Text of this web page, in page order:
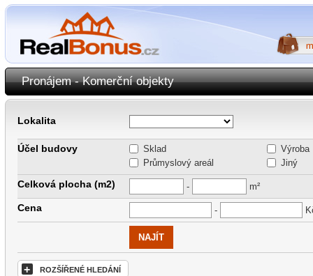
Pronájem - Komerční objekty
Lokalita
Účel budovy Sklad
Výroba
Průmyslový areál
Jiný
Celková plocha (m2) - m²
Cena -
+ ROZŠÍŘENÉ HLEDÁNÍ